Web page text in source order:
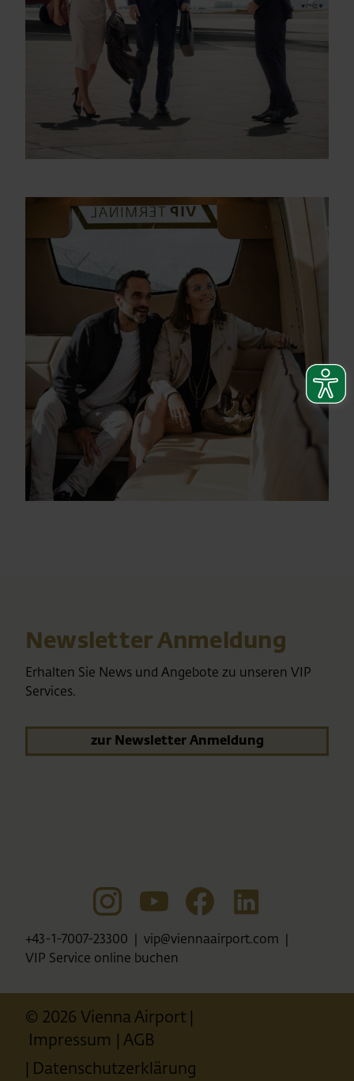
Newsletter Anmeldung
Erhalten Sie News und Angebote zu unseren VIP
Services.
zur Newsletter Anmeldung
+43-1-7007-23300
vip@viennaairport.com
VIP Service online buchen
© 2026 Vienna Airport
Impressum
AGB
Datenschutzerklärung